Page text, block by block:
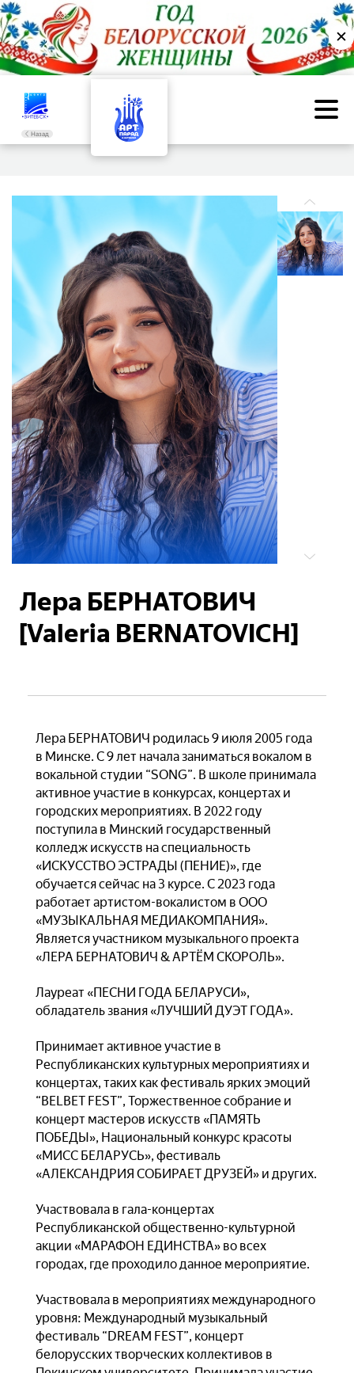
✕
Назад
Лера БЕРНАТОВИЧ
[Valeria BERNATOVICH]
Лера БЕРНАТОВИЧ родилась 9 июля 2005 года
в Минске. С 9 лет начала заниматься вокалом в
вокальной студии “SONG”. В школе принимала
активное участие в конкурсах, концертах и
городских мероприятиях. В 2022 году
поступила в Минский государственный
колледж искусств на специальность
«ИСКУССТВО ЭСТРАДЫ (ПЕНИЕ)», где
обучается сейчас на 3 курсе. С 2023 года
работает артистом-вокалистом в ООО
«МУЗЫКАЛЬНАЯ МЕДИАКОМПАНИЯ».
Является участником музыкального проекта
«ЛЕРА БЕРНАТОВИЧ & АРТЁМ СКОРОЛЬ».
Лауреат «ПЕСНИ ГОДА БЕЛАРУСИ»,
обладатель звания «ЛУЧШИЙ ДУЭТ ГОДА».
Принимает активное участие в
Республиканских культурных мероприятиях и
концертах, таких как фестиваль ярких эмоций
“BELBET FEST”, Торжественное собрание и
концерт мастеров искусств «ПАМЯТЬ
ПОБЕДЫ», Национальный конкурс красоты
«МИСС БЕЛАРУСЬ», фестиваль
«АЛЕКСАНДРИЯ СОБИРАЕТ ДРУЗЕЙ» и других.
Участвовала в гала-концертах
Республиканской общественно-культурной
акции «МАРАФОН ЕДИНСТВА» во всех
городах, где проходило данное мероприятие.
Участвовала в мероприятиях международного
уровня: Международный музыкальный
фестиваль “DREAM FEST”, концерт
белорусских творческих коллективов в